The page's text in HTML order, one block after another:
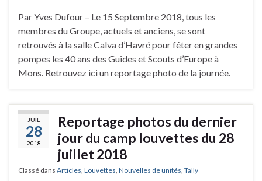
Par Yves Dufour – Le 15 Septembre 2018, tous les
membres du Groupe, actuels et anciens, se sont
retrouvés à la salle Calva d’Havré pour fêter en grandes
pompes les 40 ans des Guides et Scouts d’Europe à
Mons. Retrouvez ici un reportage photo de la journée.
JUIL
28
2018
Reportage photos du dernier
jour du camp louvettes du 28
juillet 2018
Classé dans Articles, Louvettes, Nouvelles de unités, Tally